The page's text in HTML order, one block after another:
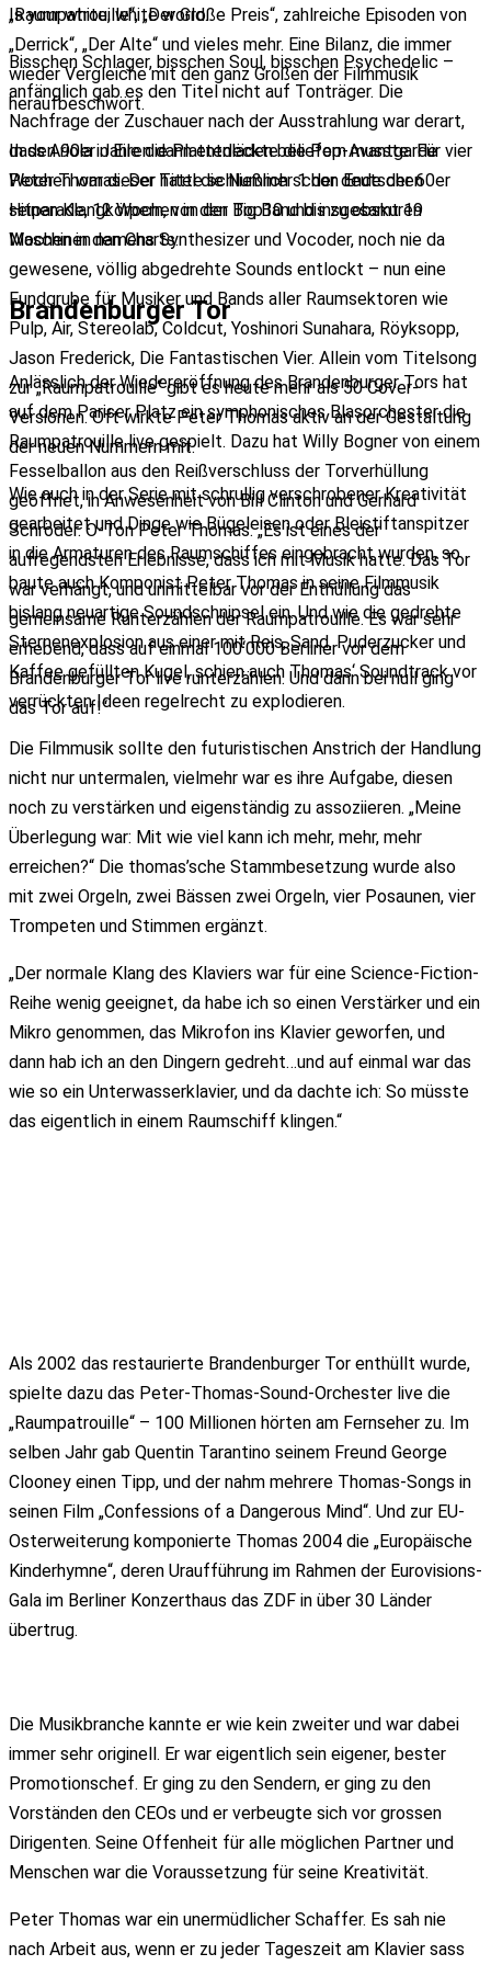
Is your white, white world.
Bisschen Schlager, bisschen Soul, bisschen Psychedelic –
anfänglich gab es den Titel nicht auf Tonträger. Die
Nachfrage der Zuschauer nach der Ausstrahlung war derart,
dass Ariola in Eile die Plattenläden beliefern musste. Für vier
Wochen war dieser Titel die Nummer 1 der deutschen
Hitparade, 12 Wochen in den Top10 und insgesamt 19
Wochen in den Charts.
Brandenburger Tor
Anlässlich der Wiedereröffnung des Brandenburger Tors hat
auf dem Pariser Platz ein symphonisches Blasorchester die
Raumpatrouille live gespielt. Dazu hat Willy Bogner von einem
Fesselballon aus den Reißverschluss der Torverhüllung
geöffnet, in Anwesenheit von Bill Clinton und Gerhard
Schröder. O-Ton Peter Thomas: „Es ist eines der
aufregendsten Erlebnisse, dass ich mit Musik hatte. Das Tor
war verhängt, und unmittelbar vor der Enthüllung das
gemeinsame Runterzählen der Raumpatrouille. Es war sehr
erhebend, dass auf einmal 100‘000 Berliner vor dem
Brandenburger Tor live runterzählen. Und dann bei null ging
das Tor auf!“
„Raumpatrouille“, „Der Große Preis“, zahlreiche Episoden von
„Derrick“, „Der Alte“ und vieles mehr. Eine Bilanz, die immer
wieder Vergleiche mit den ganz Großen der Filmmusik
heraufbeschwört.
In den 90er Jahren dann entdeckte die Pop-Avantgarde
Peter Thomas. Der hatte schließlich schon Ende der 60er
seinen Klangkörpern, von der Big Band bis zu obskuren
Maschinen namens Synthesizer und Vocoder, noch nie da
gewesene, völlig abgedrehte Sounds entlockt – nun eine
Fundgrube für Musiker und Bands aller Raumsektoren wie
Pulp, Air, Stereolab, Coldcut, Yoshinori Sunahara, Röyksopp,
Jason Frederick, Die Fantastischen Vier. Allein vom Titelsong
zur „Raumpatrouille“ gibt es heute mehr als 50 Cover-
Versionen. Oft wirkte Peter Thomas aktiv an der Gestaltung
der neuen Nummern mit.
Wie auch in der Serie mit schrullig verschrobener Kreativität
gearbeitet und Dinge wie Bügeleisen oder Bleistiftanspitzer
in die Armaturen des Raumschiffes eingebracht wurden, so
baute auch Komponist Peter Thomas in seine Filmmusik
bislang neuartige Soundschnipsel ein. Und wie die gedrehte
Sternenexplosion aus einer mit Reis, Sand, Puderzucker und
Kaffee gefüllten Kugel, schien auch Thomas‘ Soundtrack vor
verrückten Ideen regelrecht zu explodieren.
Die Filmmusik sollte den futuristischen Anstrich der Handlung
nicht nur untermalen, vielmehr war es ihre Aufgabe, diesen
noch zu verstärken und eigenständig zu assoziieren. „Meine
Überlegung war: Mit wie viel kann ich mehr, mehr, mehr
erreichen?“ Die thomas’sche Stammbesetzung wurde also
mit zwei Orgeln, zwei Bässen zwei Orgeln, vier Posaunen, vier
Trompeten und Stimmen ergänzt.
„Der normale Klang des Klaviers war für eine Science-Fiction-
Reihe wenig geeignet, da habe ich so einen Verstärker und ein
Mikro genommen, das Mikrofon ins Klavier geworfen, und
dann hab ich an den Dingern gedreht…und auf einmal war das
wie so ein Unterwasserklavier, und da dachte ich: So müsste
das eigentlich in einem Raumschiff klingen.“
Als 2002 das restaurierte Brandenburger Tor enthüllt wurde,
spielte dazu das Peter-Thomas-Sound-Orchester live die
„Raumpatrouille“ – 100 Millionen hörten am Fernseher zu. Im
selben Jahr gab Quentin Tarantino seinem Freund George
Clooney einen Tipp, und der nahm mehrere Thomas-Songs in
seinen Film „Confessions of a Dangerous Mind“. Und zur EU-
Osterweiterung komponierte Thomas 2004 die „Europäische
Kinderhymne“, deren Uraufführung im Rahmen der Eurovisions-
Gala im Berliner Konzerthaus das ZDF in über 30 Länder
übertrug.
Die Musikbranche kannte er wie kein zweiter und war dabei
immer sehr originell. Er war eigentlich sein eigener, bester
Promotionschef. Er ging zu den Sendern, er ging zu den
Vorständen den CEOs und er verbeugte sich vor grossen
Dirigenten. Seine Offenheit für alle möglichen Partner und
Menschen war die Voraussetzung für seine Kreativität.
Peter Thomas war ein unermüdlicher Schaffer. Es sah nie
nach Arbeit aus, wenn er zu jeder Tageszeit am Klavier sass